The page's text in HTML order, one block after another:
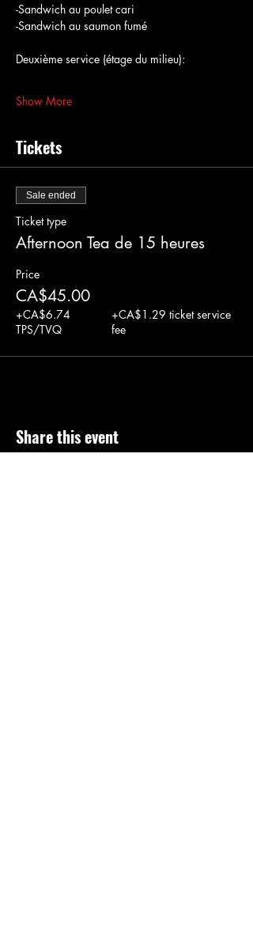
-Sandwich au poulet cari
-Sandwich au saumon fumé
Deuxième service (étage du milieu):
Show More
Tickets
Sale ended
Ticket type
Afternoon Tea de 15 heures
Price
CA$45.00
+CA$6.74
TPS/TVQ
+CA$1.29 ticket service
fee
Share this event